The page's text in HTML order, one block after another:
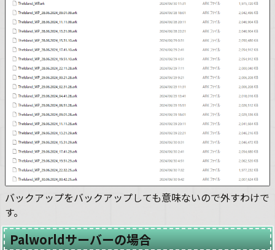
バックアップをバックアップしても意味ないので外すわけで
す。
Palworldサーバーの場合